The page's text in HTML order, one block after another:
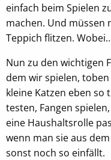
einfach beim Spielen
machen. Und müssen
Teppich flitzen.
Nun zu den wichtigen
dem wir spielen,
kleine Katzen eben so
testen, Fangen
eine Haushaltsrolle
wenn man sie aus
sonst noch so einfällt.
EXTERNE
Um Inhalte von
diesen externen
OpenStreetMap
Anbieter:
OpenStreetMap